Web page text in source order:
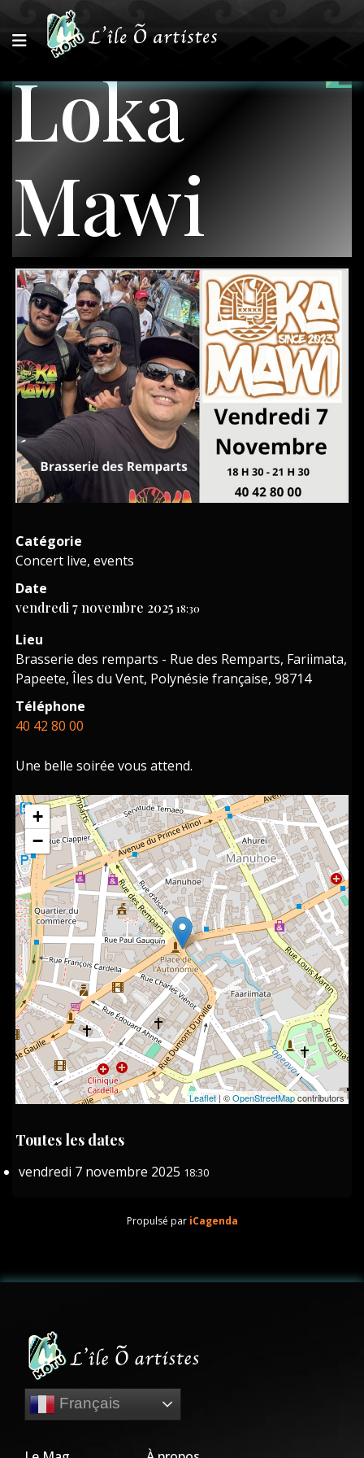
Loka
Mawi
Catégorie
Concert live, events
Date
vendredi 7 novembre 2025 18:30
Lieu
Brasserie des remparts - Rue des Remparts, Fariimata,
Papeete, Îles du Vent, Polynésie française, 98714
Téléphone
40 42 80 00
Une belle soirée vous attend.
+
−
Leaflet| ©OpenStreetMapcontributors
Toutes les dates
vendredi 7 novembre 2025 18:30
Propulsé par iCagenda
Français